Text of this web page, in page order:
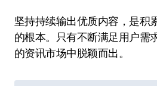
坚持持续输出优质内容，是积
的根本。只有不断满足用户需
的资讯市场中脱颖而出。